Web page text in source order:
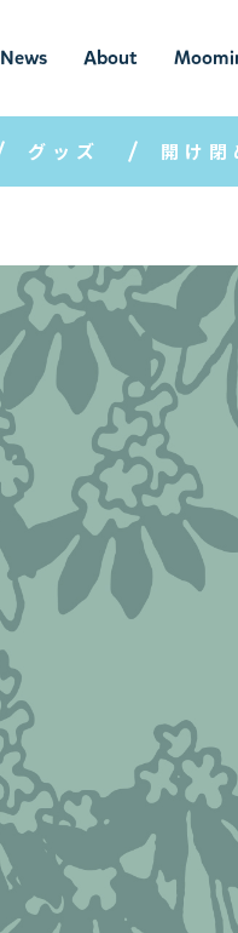
News
ニュ
ース
About
ムーミン
について
ムー
ビ
グッズ 開け